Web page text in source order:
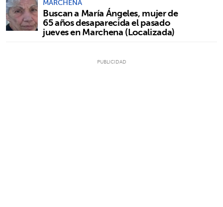
Buscan a María Ángeles, mujer de
65 años desaparecida el pasado
jueves en Marchena (Localizada)